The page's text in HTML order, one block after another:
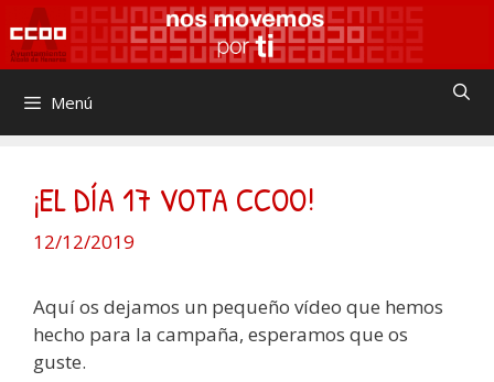
Saltar
al
contenido
Menú
¡EL DÍA 17 VOTA CCOO!
12/12/2019
Aquí os dejamos un pequeño vídeo que hemos
hecho para la campaña, esperamos que os
guste.